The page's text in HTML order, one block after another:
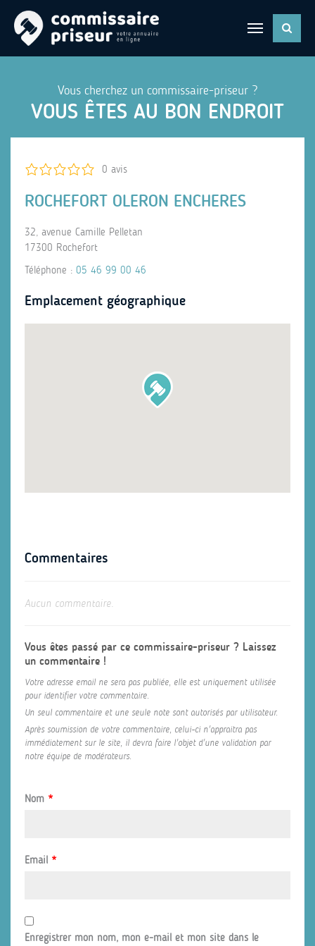
Vous cherchez un commissaire-priseur ?
VOUS ÊTES AU BON ENDROIT
0 avis
ROCHEFORT OLERON ENCHERES
32, avenue Camille Pelletan
17300 Rochefort
Téléphone : 05 46 99 00 46
Emplacement géographique
Commentaires
Aucun commentaire.
Vous êtes passé par ce commissaire-priseur ? Laissez
un commentaire !
Votre adresse email ne sera pas publiée, elle est uniquement utilisée
pour identifier votre commentaire.
Un seul commentaire et une seule note sont autorisés par utilisateur.
Après soumission de votre commentaire, celui-ci n'appraitra pas
immédiatement sur le site, il devra faire l'objet d'une validation par
notre équipe de modérateurs.
Nom *
Email *
Enregistrer mon nom, mon e-mail et mon site dans le